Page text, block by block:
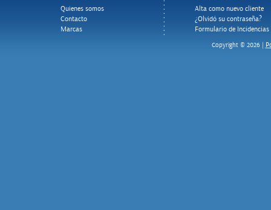
Quienes somos
Contacto
Marcas
Alta como nuevo cliente
¿Olvidó su contraseña?
Formulario de Incidencias
Copyright © 2026 |